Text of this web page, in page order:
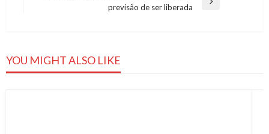
previsão de ser liberada
YOU MIGHT ALSO LIKE